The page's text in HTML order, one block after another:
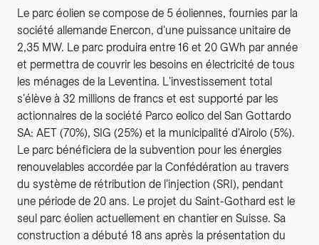
Le parc éolien se compose de 5 éoliennes, fournies par la
société allemande Enercon, d'une puissance unitaire de
2,35 MW. Le parc produira entre 16 et 20 GWh par année
et permettra de couvrir les besoins en électricité de tous
les ménages de la Leventina. L'investissement total
s'élève à 32 millions de francs et est supporté par les
actionnaires de la société Parco eolico del San Gottardo
SA: AET (70%), SIG (25%) et la municipalité d'Airolo (5%).
Le parc bénéficiera de la subvention pour les énergies
renouvelables accordée par la Confédération au travers
du système de rétribution de l'injection (SRI), pendant
une période de 20 ans. Le projet du Saint-Gothard est le
seul parc éolien actuellement en chantier en Suisse. Sa
construction a débuté 18 ans après la présentation du